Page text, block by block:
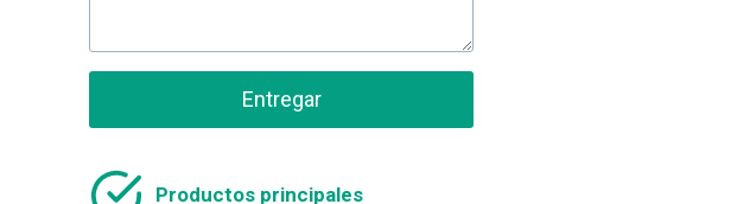
Entregar
Productos principales